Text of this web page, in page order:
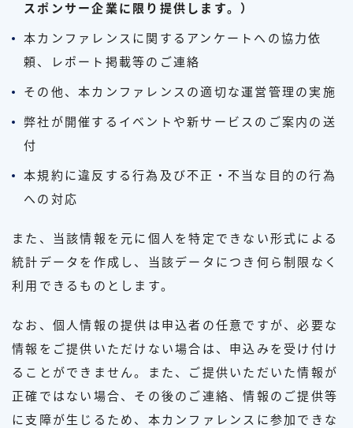
スポンサー企業に限り提供します。）
本カンファレンスに関するアンケートへの協力依
頼、レポート掲載等のご連絡
その他、本カンファレンスの適切な運営管理の実施
弊社が開催するイベントや新サービスのご案内の送
付
本規約に違反する行為及び不正・不当な目的の行為
への対応
また、当該情報を元に個人を特定できない形式による
統計データを作成し、当該データにつき何ら制限なく
利用できるものとします。
なお、個人情報の提供は申込者の任意ですが、必要な
情報をご提供いただけない場合は、申込みを受け付け
ることができません。また、ご提供いただいた情報が
正確ではない場合、その後のご連絡、情報のご提供等
に支障が生じるため、本カンファレンスに参加できな